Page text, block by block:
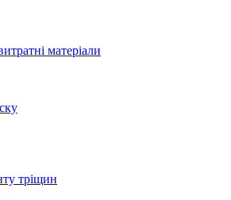
матеріали
тріщин